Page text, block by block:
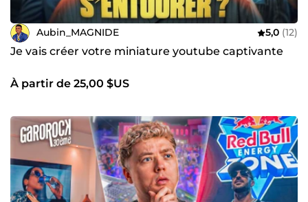
Aubin_MAGNIDE 5,0 (12)
Je vais créer votre miniature youtube captivante
À partir de 25,00 $US